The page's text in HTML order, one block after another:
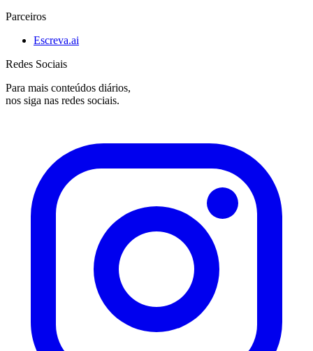
Parceiros
Escreva.ai
Redes Sociais
Para mais conteúdos diários,
nos siga nas redes sociais.